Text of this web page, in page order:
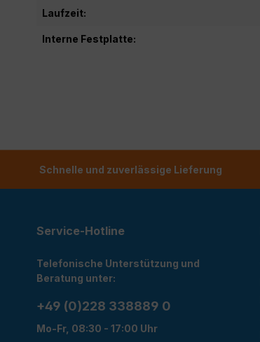
Laufzeit:
Interne Festplatte:
Schnelle und zuverlässige Lieferung
Service-Hotline
Telefonische Unterstützung und
Beratung unter:
+49 (0)228 338889 0
Mo-Fr, 08:30 - 17:00 Uhr